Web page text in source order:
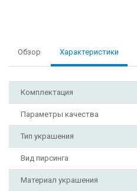
Обзор Характеристики
Комплектация
Параметры качества
Тип украшения
Вид пирсинга
Материал украшения